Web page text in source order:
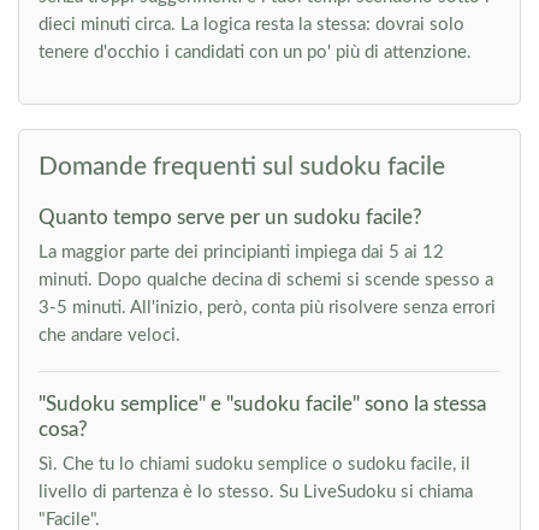
dieci minuti circa. La logica resta la stessa: dovrai solo
tenere d'occhio i candidati con un po' più di attenzione.
Domande frequenti sul sudoku facile
Quanto tempo serve per un sudoku facile?
La maggior parte dei principianti impiega dai 5 ai 12
minuti. Dopo qualche decina di schemi si scende spesso a
3-5 minuti. All'inizio, però, conta più risolvere senza errori
che andare veloci.
"Sudoku semplice" e "sudoku facile" sono la stessa
cosa?
Sì. Che tu lo chiami sudoku semplice o sudoku facile, il
livello di partenza è lo stesso. Su LiveSudoku si chiama
"Facile".